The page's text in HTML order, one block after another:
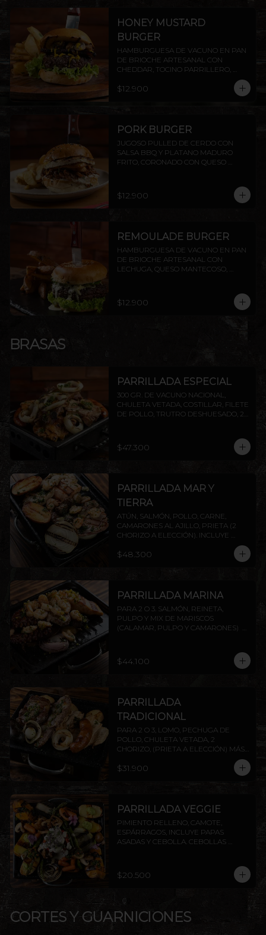
HONEY MUSTARD
BURGER
HAMBURGUESA DE VACUNO EN PAN
DE BRIOCHE ARTESANAL CON
CHEDDAR, TOCINO PARRILLERO,
HONEY MUSTARD.INCLUYE PAPAS
$12.900
PORK BURGER
JUGOSO PULLED DE CERDO CON
SALSA BBQ Y PLATANO MADURO
FRITO, CORONADO CON QUESO
$12.900
REMOULADE BURGER
HAMBURGUESA DE VACUNO EN PAN
DE BRIOCHE ARTESANAL CON
LECHUGA, QUESO MANTECOSO,
$12.900
BRASAS
PARRILLADA ESPECIAL
300 GR. DE VACUNO NACIONAL,
CHULETA VETADA, COSTILLAR, FILETE
DE POLLO, TRUTRO DESHUESADO, 2
$47.300
PARRILLADA MAR Y
TIERRA
ATÚN, SALMÓN, POLLO, CARNE,
CAMARONES AL AJILLO, PRIETA (2
CHORIZO A ELECCIÓN). INCLUYE
$48.300
PARRILLADA MARINA
PARA 2 O 3. SALMÓN, REINETA,
PULPO Y MIX DE MARISCOS
(CALAMAR, PULPO Y CAMARONES)
ELECCIÓN.
$44.100
PARRILLADA
TRADICIONAL
PARA 2 O 3, LOMO, PECHUGA DE
POLLO, CHULETA VETADA, 2
CHORIZO, (PRIETA A ELECCIÓN) MÁS
(PAPAS FRITAS, PAPAS DORADAS,
$31.900
PARRILLADA VEGGIE
PIMIENTO RELLENO, CAMOTE,
ESPÁRRAGOS, INCLUYE PAPAS
ASADAS Y CEBOLLA. CEBOLLAS
PESTO. INCLUYE PAPAS ASADAS Y
CEBOLLA.
$20.500
CORTES Y GUARNICIONES